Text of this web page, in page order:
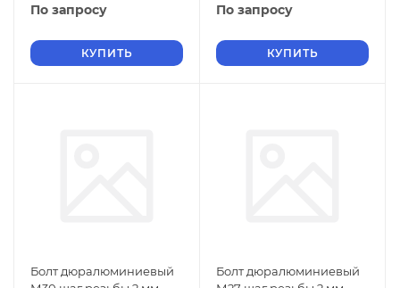
По запросу
КУПИТЬ
По запросу
КУПИТЬ
Болт дюралюминиевый
Болт дюралюминиевый